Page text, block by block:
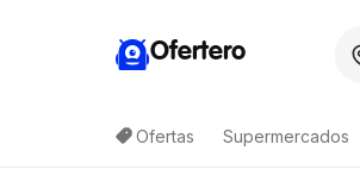
Ofertero
Ofertas Supermercados